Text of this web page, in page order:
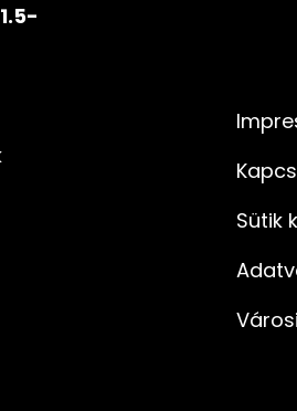
Sütik